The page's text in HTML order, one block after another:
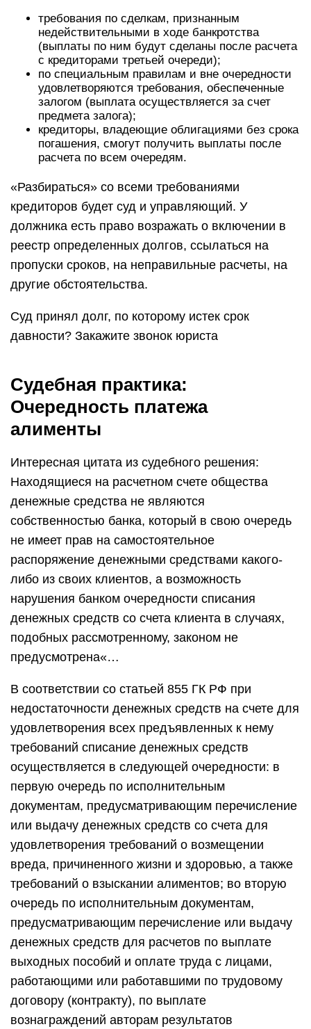
требования по сделкам, признанным
недействительными в ходе банкротства
(выплаты по ним будут сделаны после расчета
с кредиторами третьей очереди);
по специальным правилам и вне очередности
удовлетворяются требования, обеспеченные
залогом (выплата осуществляется за счет
предмета залога);
кредиторы, владеющие облигациями без срока
погашения, смогут получить выплаты после
расчета по всем очередям.
«Разбираться» со всеми требованиями
кредиторов будет суд и управляющий. У
должника есть право возражать о включении в
реестр определенных долгов, ссылаться на
пропуски сроков, на неправильные расчеты, на
другие обстоятельства.
Суд принял долг, по которому истек срок
давности? Закажите звонок юриста
Судебная практика:
Очередность платежа
алименты
Интересная цитата из судебного решения:
Находящиеся на расчетном счете общества
денежные средства не являются
собственностью банка, который в свою очередь
не имеет прав на самостоятельное
распоряжение денежными средствами какого-
либо из своих клиентов, а возможность
нарушения банком очередности списания
денежных средств со счета клиента в случаях,
подобных рассмотренному, законом не
предусмотрена«…
В соответствии со статьей 855 ГК РФ при
недостаточности денежных средств на счете для
удовлетворения всех предъявленных к нему
требований списание денежных средств
осуществляется в следующей очередности: в
первую очередь по исполнительным
документам, предусматривающим перечисление
или выдачу денежных средств со счета для
удовлетворения требований о возмещении
вреда, причиненного жизни и здоровью, а также
требований о взыскании алиментов; во вторую
очередь по исполнительным документам,
предусматривающим перечисление или выдачу
денежных средств для расчетов по выплате
выходных пособий и оплате труда с лицами,
работающими или работавшими по трудовому
договору (контракту), по выплате
вознаграждений авторам результатов